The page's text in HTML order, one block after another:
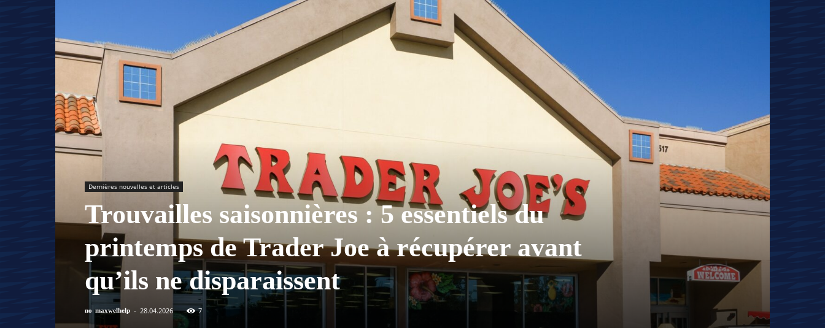
Dernières nouvelles et articles
Trouvailles saisonnières : 5 essentiels du
printemps de Trader Joe à récupérer avant
qu’ils ne disparaissent
по maxwelhelp - 28.04.2026 7